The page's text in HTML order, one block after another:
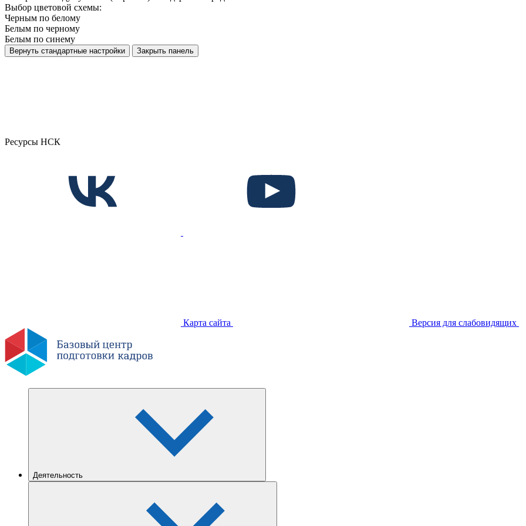
Выбор цветовой схемы:
Черным по белому
Белым по черному
Белым по синему
Вернуть стандартные настройки Закрыть панель
Ресурсы НСК
Карта сайта Версия для слабовидящих
Деятельность